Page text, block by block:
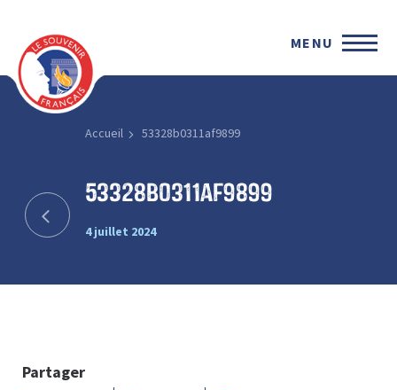
MENU
Accueil 53328b0311af9899
53328b0311af9899
4 juillet 2024
Partager